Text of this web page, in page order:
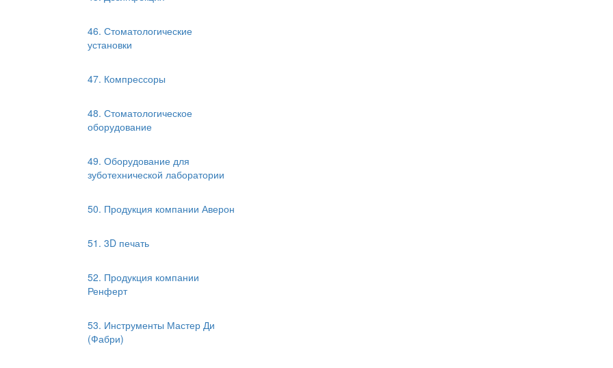
46. Стоматологические
установки
47. Компрессоры
48. Стоматологическое
оборудование
49. Оборудование для
зуботехнической лаборатории
50. Продукция компании Аверон
51. 3D печать
52. Продукция компании
Ренферт
53. Инструменты Мастер Ди
(Фабри)